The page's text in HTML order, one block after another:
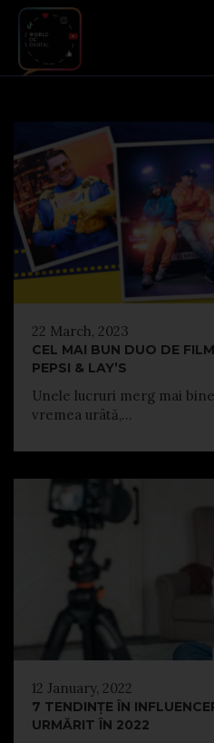
22 March, 2023
CEL MAI BUN DUO DE
PEPSI & LAY’S
Unele lucruri merg mai
vremea urâtă,...
12 January, 2022
7 TENDINȚE ÎN
URMĂRIT ÎN 2022